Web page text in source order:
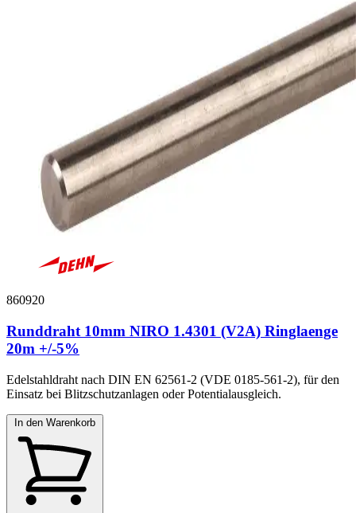
860920
Runddraht 10mm NIRO 1.4301 (V2A) Ringlaenge
20m +/-5%
Edelstahldraht nach DIN EN 62561-2 (VDE 0185-561-2), für den
Einsatz bei Blitzschutzanlagen oder Potentialausgleich.
In den Warenkorb